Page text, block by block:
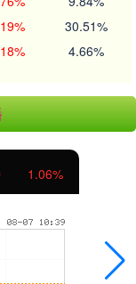
30.51%
4.66%
0.17%